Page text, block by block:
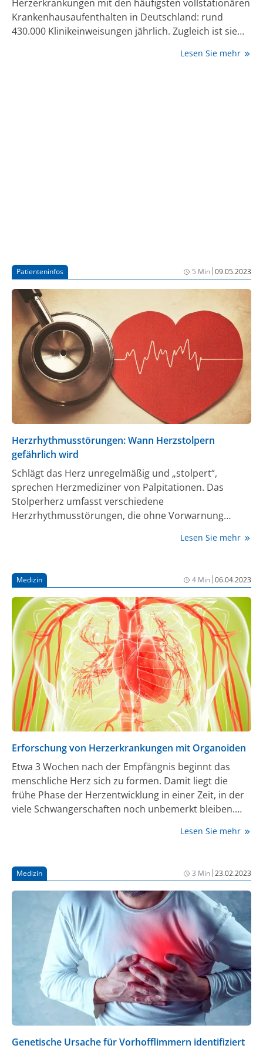
Herzerkrankungen mit den häufigsten vollstationären
Krankenhausaufenthalten in Deutschland: rund
430.000 Klinikeinweisungen jährlich. Zugleich ist sie
verbunden. Man unterscheidet 2 Formen derLesen Sie mehr
Patienteninfos 5 Min|09.05.2023
Herzrhythmusstörungen: Wann Herzstolpern
gefährlich wird
Schlägt das Herz unregelmäßig und „stolpert“,
sprechen Herzmediziner von Palpitationen. Das
Stolperherz umfasst verschiedene
Herzrhythmusstörungen, die ohne Vorwarnung
als gewohnt, wird das von den meisten als
fragen sich Betroffene, wenn kräftiges Herzklopfen,
Herzrasen oder Aussetzer des Herzschlags wie aus
dem Nichts kommen. „Herzstolpern beschreibt das
unangenehme Wahrnehmen des Herzschlags, der
plötzlich anders ist, als üblich“, erklärt Kardiologe und
Pharmakologe Prof. Dr. med. Thomas Meinertz,
Herzspezialist der Deutschen Herzstiftung.
Lesen Sie mehr
Medizin 4 Min|06.04.2023
Erforschung von Herzerkrankungen mit Organoiden
Etwa 3 Wochen nach der Empfängnis beginnt das
menschliche Herz sich zu formen. Damit liegt die
frühe Phase der Herzentwicklung in einer Zeit, in der
viele Schwangerschaften noch unbemerkt bleiben.
unbekannt. Untersuchungen an Tieren lassen sich
Team der Technischen Universität München (TUM)
hat Stammzellen angeregt, die Entstehung des
menschlichen Herzens nachzubilden. Das Ergebnis ist
ein Organoid, eine Art Miniatur-Herz. Damit lassen
sich die früheste Phase der Entstehung unseres
Herzens studieren und Erkrankungen erforschen.
Lesen Sie mehr
Medizin 3 Min|23.02.2023
Genetische Ursache für Vorhofflimmern identifiziert